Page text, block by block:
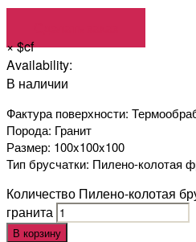
×$cf
Availability:
В наличии
Фактура поверхности:
Порода: Гранит
Размер: 100x100x100
Тип брусчатки: Пилено-колотая
Количество Пилено-колотая
гранита
В корзину